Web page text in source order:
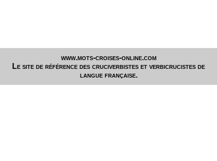
www.mots-croises-online.com
Le site de référence des cruciverbistes et verbicrucistes de
langue française.